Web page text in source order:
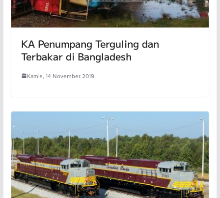
KA Penumpang Terguling dan
Terbakar di Bangladesh
Kamis, 14 November 2019